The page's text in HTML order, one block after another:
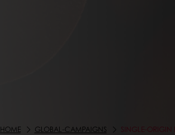
HOME GLOBAL-CAMPAIGNS SINGLE-ORIGIN